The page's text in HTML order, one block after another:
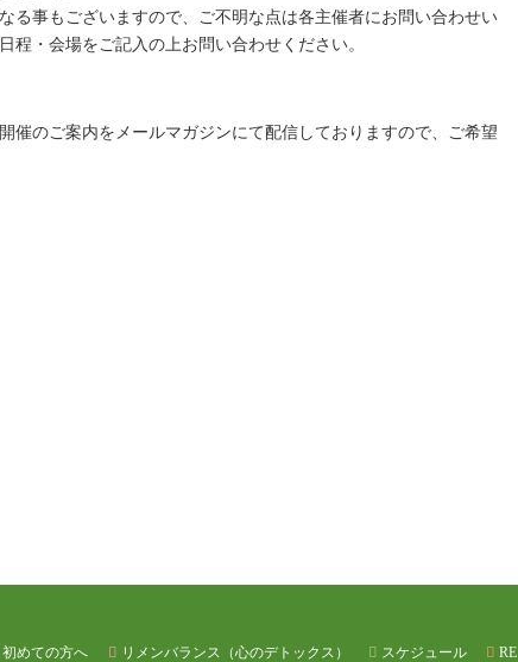
る事もございますので、ご不明な点は各主催者にお問い合わせい
程・会場をご記入の上お問い合わせください。
催のご案内をメールマガジンにて配信しておりますので、ご希望
初めての方へ リメンバランス（心のデトックス） スケジュール RE